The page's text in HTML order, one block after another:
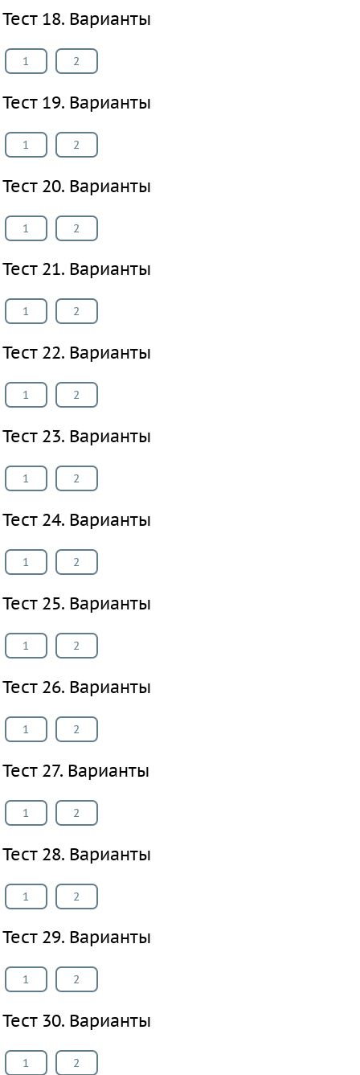
Тест 18. Варианты
1 2
Тест 19. Варианты
1 2
Тест 20. Варианты
1 2
Тест 21. Варианты
1 2
Тест 22. Варианты
1 2
Тест 23. Варианты
1 2
Тест 24. Варианты
1 2
Тест 25. Варианты
1 2
Тест 26. Варианты
1 2
Тест 27. Варианты
1 2
Тест 28. Варианты
1 2
Тест 29. Варианты
1 2
Тест 30. Варианты
1 2